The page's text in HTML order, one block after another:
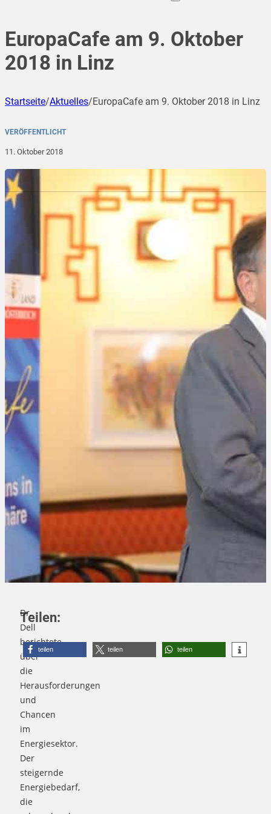
EuropaCafe am 9. Oktober
2018 in Linz
Startseite/Aktuelles/EuropaCafe am 9. Oktober 2018 in Linz
VERÖFFENTLICHT
11. Oktober 2018
Dr.
Dell
berichtete
über
die
Herausforderungen
und
Chancen
im
Energiesektor.
Der
steigernde
Energiebedarf,
die
Teilen:
teilen teilen teilen